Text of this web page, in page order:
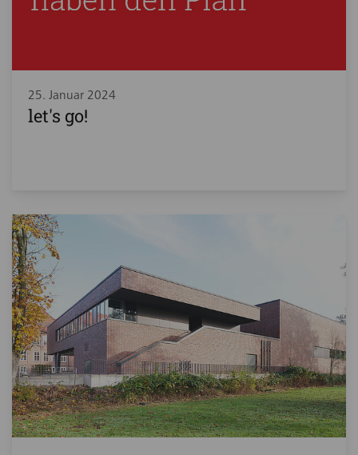
25. Januar 2024
let's go!